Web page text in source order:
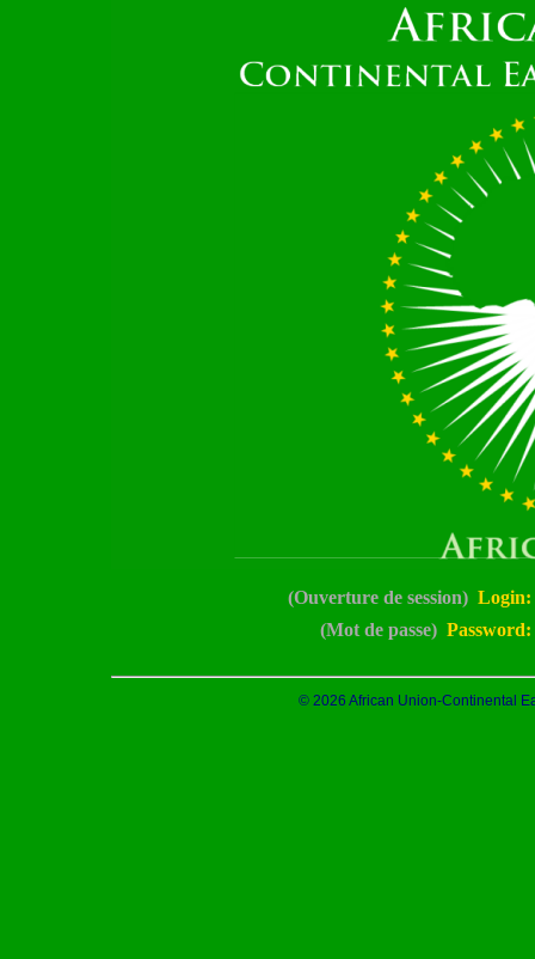
(Ouverture de session) Login:
(Mot de passe) Password:
© 2026 African Union-Continental